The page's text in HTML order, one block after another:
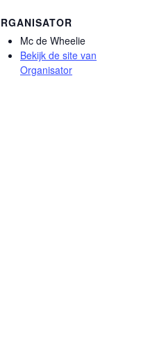
Mc de Wheelie
Bekijk de site van
Organisator